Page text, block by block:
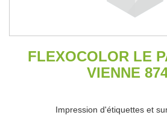
FLEXOCOLOR LE
VIENNE
Impression d'étiquettes et